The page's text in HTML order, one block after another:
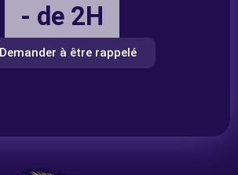
- de 2H
Demander à être rappelé